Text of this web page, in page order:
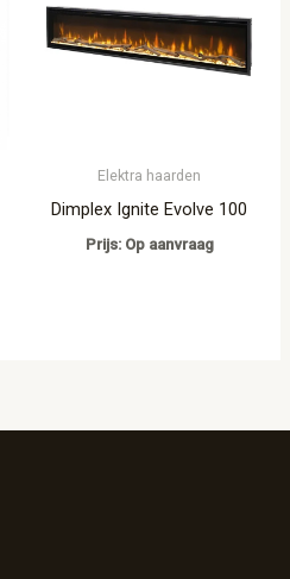
Elektra haarden
Dimplex Ignite Evolve 100
Prijs: Op aanvraag